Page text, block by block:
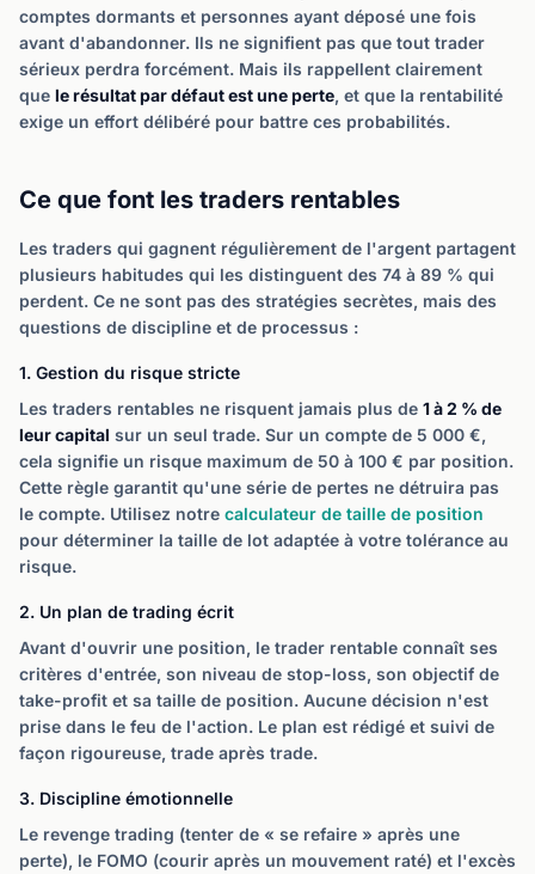
comptes dormants et personnes ayant déposé une fois
avant d'abandonner. Ils ne signifient pas que tout trader
sérieux perdra forcément. Mais ils rappellent clairement
que le résultat par défaut est une perte, et que la rentabilité
exige un effort délibéré pour battre ces probabilités.
Ce que font les traders rentables
Les traders qui gagnent régulièrement de l'argent partagent
plusieurs habitudes qui les distinguent des 74 à 89 % qui
perdent. Ce ne sont pas des stratégies secrètes, mais des
questions de discipline et de processus :
1. Gestion du risque stricte
Les traders rentables ne risquent jamais plus de 1 à 2 % de
leur capital sur un seul trade. Sur un compte de 5 000 €,
cela signifie un risque maximum de 50 à 100 € par position.
Cette règle garantit qu'une série de pertes ne détruira pas
le compte. Utilisez notre calculateur de taille de position
pour déterminer la taille de lot adaptée à votre tolérance au
risque.
2. Un plan de trading écrit
Avant d'ouvrir une position, le trader rentable connaît ses
critères d'entrée, son niveau de stop-loss, son objectif de
take-profit et sa taille de position. Aucune décision n'est
prise dans le feu de l'action. Le plan est rédigé et suivi de
façon rigoureuse, trade après trade.
3. Discipline émotionnelle
Le revenge trading (tenter de « se refaire » après une
perte), le FOMO (courir après un mouvement raté) et l'excès